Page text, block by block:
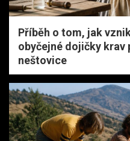
Příběh o tom, jak
obyčejné dojičky
neštovice